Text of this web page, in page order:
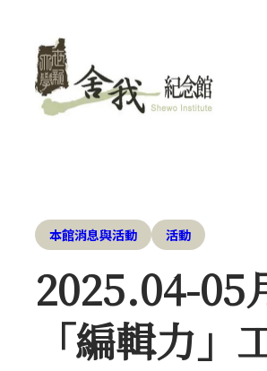
本館消息與活動 活動
2025.04-05
「編輯力」